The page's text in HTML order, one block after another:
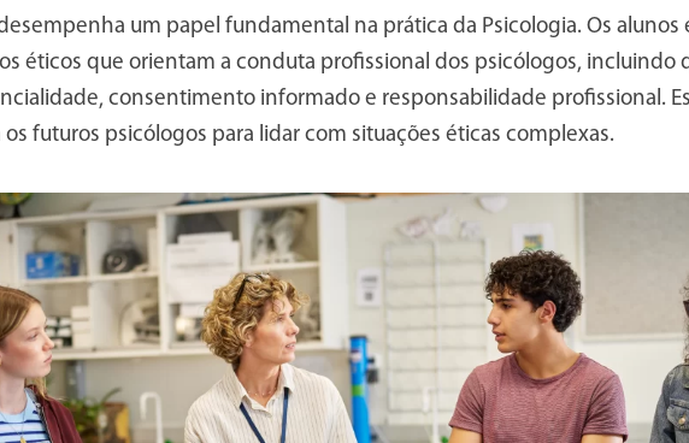
um papel fundamental na prática da Psicologia. Os alunos
éticos que orientam a conduta profissional dos psicólogos, incluindo
consentimento informado e responsabilidade profissional.
os futuros psicólogos para lidar com situações éticas complexas.